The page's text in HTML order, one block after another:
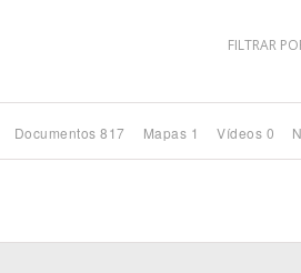
FILTRAR
Documentos 817 Mapas 1 Vídeos 0